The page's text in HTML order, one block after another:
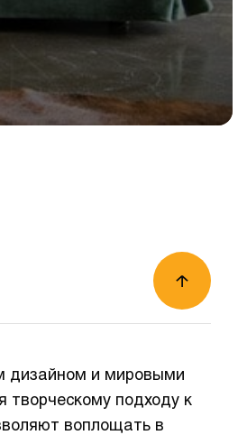
дизайном и мировыми
подходу к
воплощать в